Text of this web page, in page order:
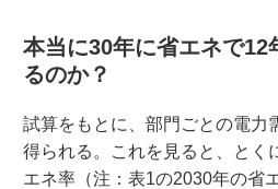
本当に30年に省エネで12
るのか？
試算をもとに、部門ごとの電力
得られる。これを見ると、とく
エネ率（注：表1の2030年の省